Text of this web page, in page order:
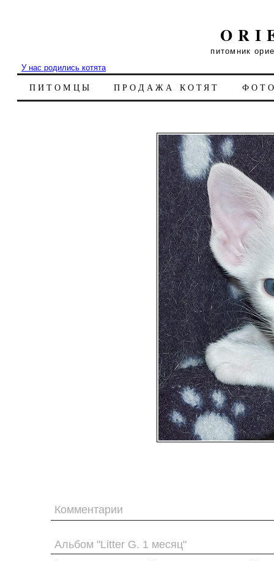
питомник
У нас родились котята
ПИТОМЦЫ ПРОДАЖА КОТЯТ
Комментарии
Альбом "Litter G. 1 месяц"